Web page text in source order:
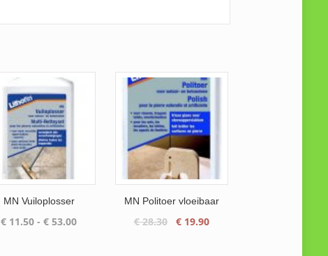
MN Vuiloplosser
€ 11.50 - € 53.00Prijsklasse:
MN Politoer vloeibaar
€28.30
Oorspronkelijke
€ 19.90Huidige